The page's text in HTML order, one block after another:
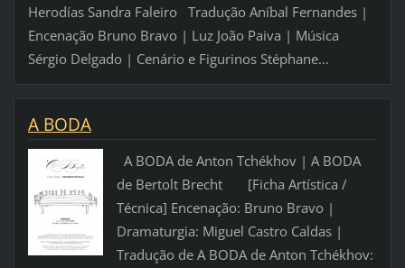
Herodías Sandra Faleiro Tradução Aníbal Fernandes |
Encenação Bruno Bravo | Luz João Paiva | Música
Sérgio Delgado | Cenário e Figurinos Stéphane...
A BODA
A BODA de Anton Tchékhov | A BODA
de Bertolt Brecht [Ficha Artística /
Técnica] Encenação: Bruno Bravo |
Dramaturgia: Miguel Castro Caldas |
Tradução de A BODA de Anton Tchékhov: